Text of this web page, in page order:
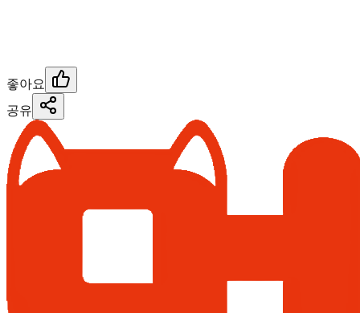
좋아요
공유